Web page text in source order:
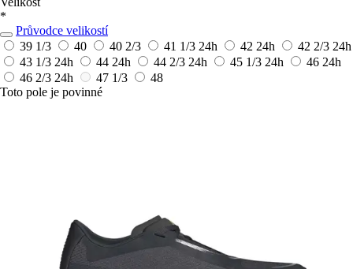
*
Průvodce velikostí
39 1/3
40 40 2/3 41 1/3 24h 42 24h 42 2/3 24h
43 1/3 24h 44 24h 44 2/3 24h 45 1/3 24h 46 24h
46 2/3 24h 47 1/3
48
Toto pole je povinné